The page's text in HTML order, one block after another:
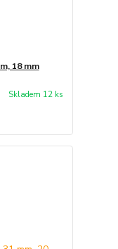
18 mm
Skladem 12 ks